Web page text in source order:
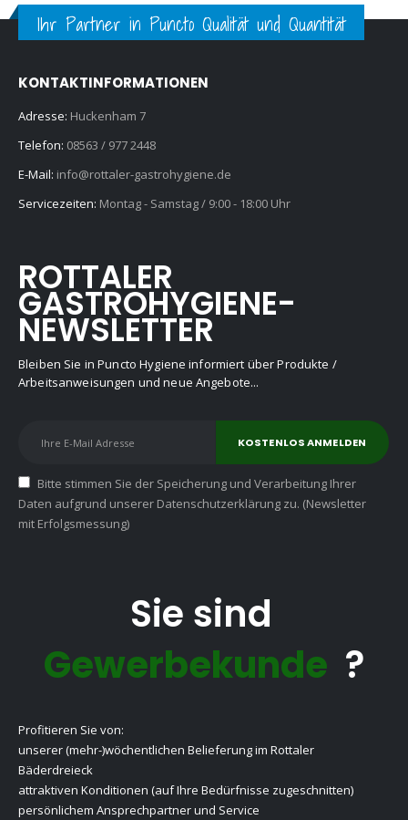
Ihr Partner in Puncto Qualität und Quantität
KONTAKTINFORMATIONEN
Adresse: Huckenham 7
Telefon: 08563 / 977 2448
E-Mail: info@rottaler-gastrohygiene.de
Servicezeiten: Montag - Samstag / 9:00 - 18:00 Uhr
ROTTALER
GASTROHYGIENE-
NEWSLETTER
Bleiben Sie in Puncto Hygiene informiert über Produkte /
Arbeitsanweisungen und neue Angebote...
Bitte stimmen Sie der Speicherung und Verarbeitung Ihrer
Daten aufgrund unserer Datenschutzerklärung zu. (Newsletter
mit Erfolgsmessung)
Sie sind
Gewerbekunde ?
Profitieren Sie von:
unserer (mehr-)wöchentlichen Belieferung im Rottaler
Bäderdreieck
attraktiven Konditionen (auf Ihre Bedürfnisse zugeschnitten)
persönlichem Ansprechpartner und Service